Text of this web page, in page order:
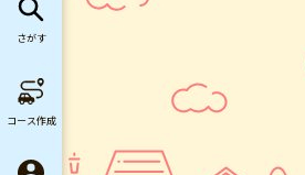
さがす
コース作成